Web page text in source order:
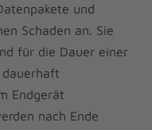
und
Schaden an. Sie
für die Dauer einer
dauerhaft
Endgerät
nach Ende